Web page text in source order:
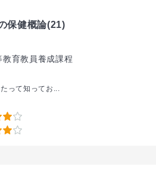
保健概論(21)
育教員養成課程
って知ってお...